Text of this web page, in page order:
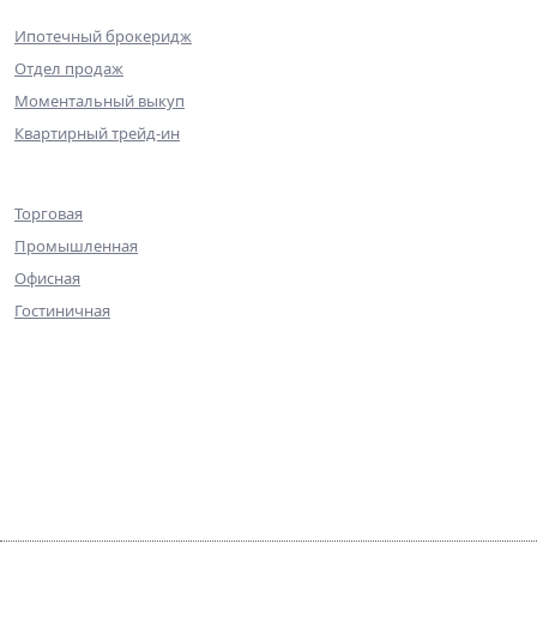
Ипотечный брокеридж
Отдел продаж
Моментальный выкуп
Квартирный трейд-ин
Торговая
Промышленная
Офисная
Гостиничная